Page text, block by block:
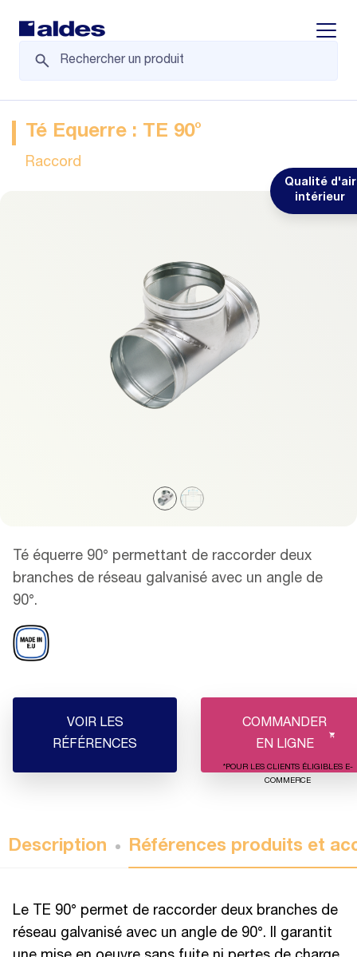
Qualité d'air
intérieur
Té Equerre : TE 90°
Raccord
Té équerre 90° permettant de raccorder deux
branches de réseau galvanisé avec un angle de
90°.
VOIR LES
RÉFÉRENCES
COMMANDER
EN LIGNE
*POUR LES CLIENTS ÉLIGIBLES E-
COMMERCE
Description Références produits et
Le TE 90° permet de raccorder deux branches de
réseau galvanisé avec un angle de 90°. Il garantit